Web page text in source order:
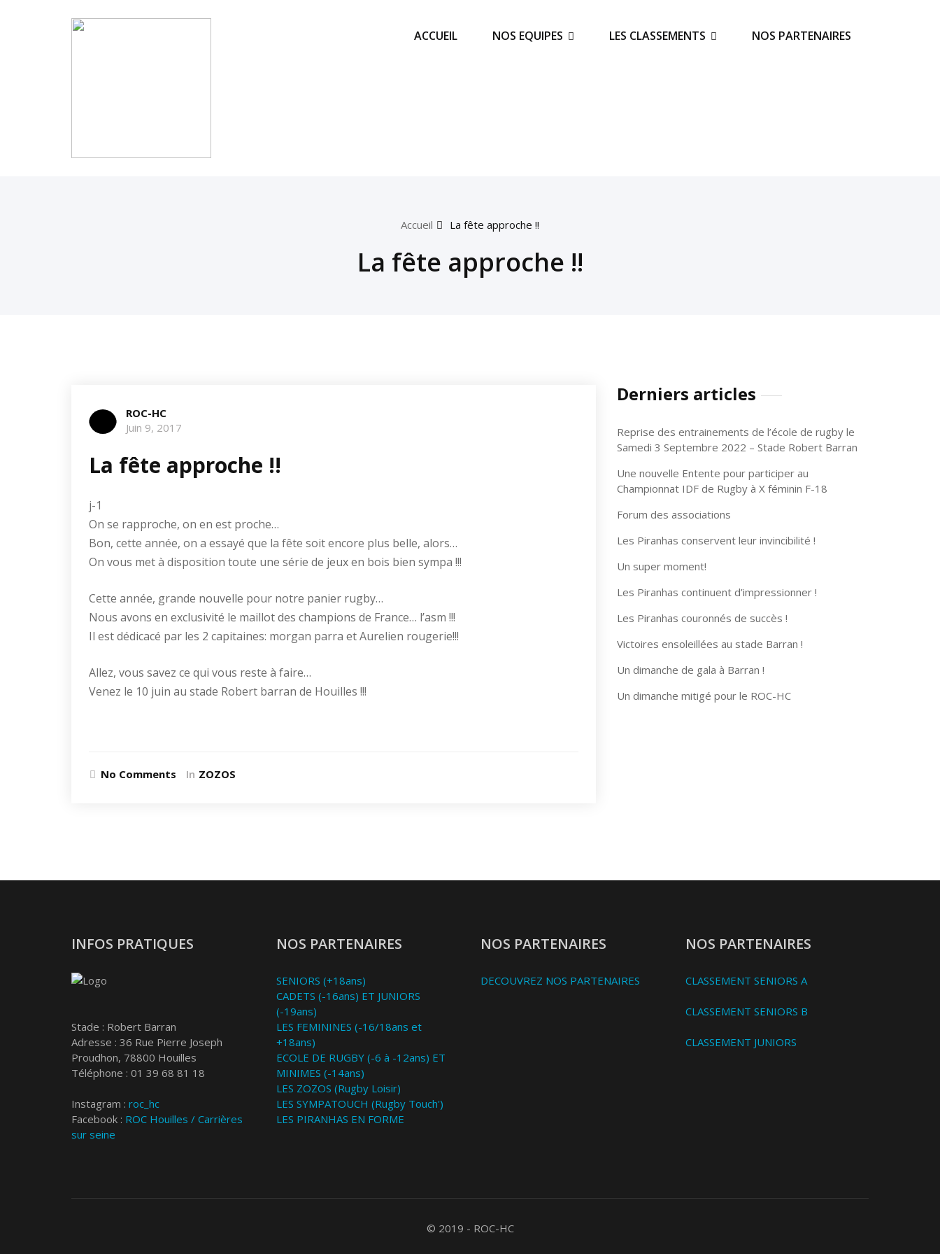
ACCUEIL NOS EQUIPES LES CLASSEMENTS NOS PARTENAIRES
Accueil La fête approche !!
La fête approche !!
ROC-HC
Juin 9, 2017
La fête approche !!
j-1
On se rapproche, on en est proche…
Bon, cette année, on a essayé que la fête soit encore plus belle, alors…
On vous met à disposition toute une série de jeux en bois bien sympa !!!
Cette année, grande nouvelle pour notre panier rugby…
Nous avons en exclusivité le maillot des champions de France… l’asm !!!
Il est dédicacé par les 2 capitaines: morgan parra et Aurelien rougerie!!!
Allez, vous savez ce qui vous reste à faire…
Venez le 10 juin au stade Robert barran de Houilles !!!
No Comments In ZOZOS
Derniers articles
Reprise des entrainements de l’école de rugby le
Samedi 3 Septembre 2022 – Stade Robert Barran
Une nouvelle Entente pour participer au
Championnat IDF de Rugby à X féminin F-18
Forum des associations
Les Piranhas conservent leur invincibilité !
Un super moment!
Les Piranhas continuent d’impressionner !
Les Piranhas couronnés de succès !
Victoires ensoleillées au stade Barran !
Un dimanche de gala à Barran !
Un dimanche mitigé pour le ROC-HC
INFOS PRATIQUES
Stade : Robert Barran
Adresse : 36 Rue Pierre Joseph
Proudhon, 78800 Houilles
Téléphone : 01 39 68 81 18
Instagram : roc_hc
Facebook : ROC Houilles / Carrières
sur seine
NOS PARTENAIRES
SENIORS (+18ans)
CADETS (-16ans) ET JUNIORS
(-19ans)
LES FEMININES (-16/18ans et
+18ans)
ECOLE DE RUGBY (-6 à -12ans) ET
MINIMES (-14ans)
LES ZOZOS (Rugby Loisir)
LES SYMPATOUCH (Rugby Touch')
LES PIRANHAS EN FORME
NOS PARTENAIRES
DECOUVREZ NOS PARTENAIRES
NOS PARTENAIRES
CLASSEMENT SENIORS A
CLASSEMENT SENIORS B
CLASSEMENT JUNIORS
© 2019 - ROC-HC